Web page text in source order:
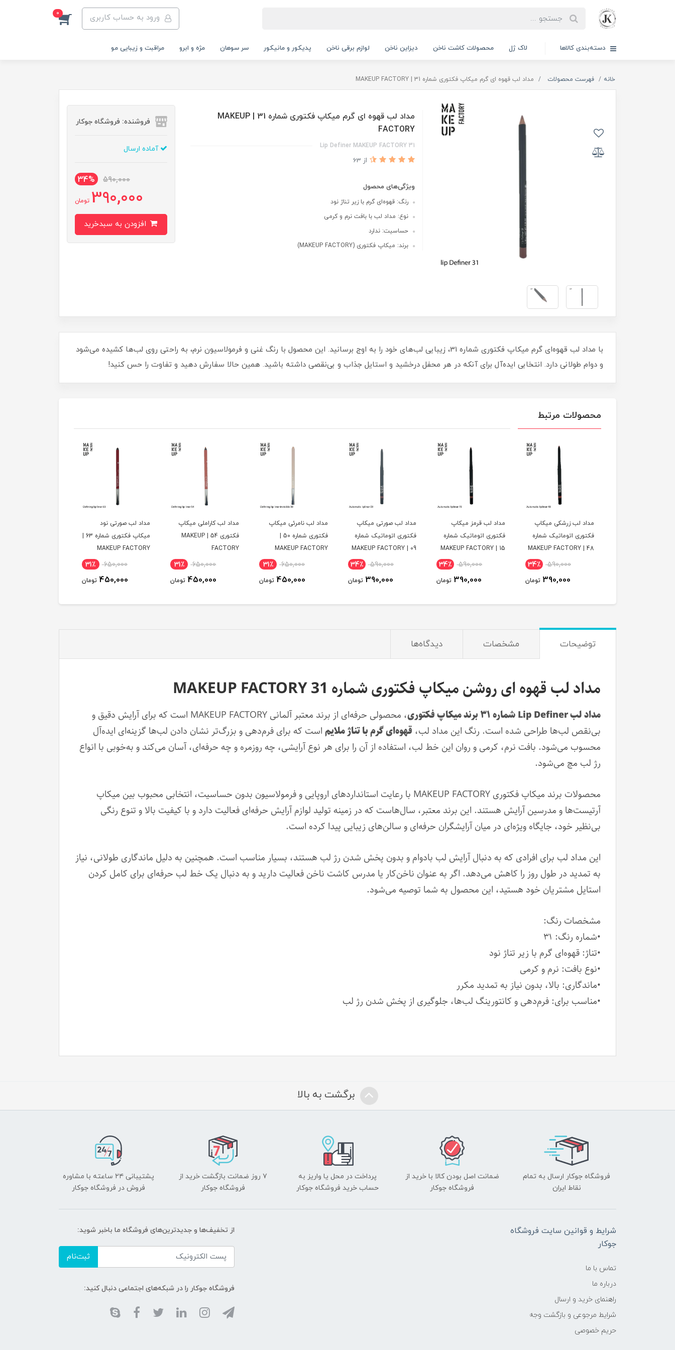
ورود به حساب کاربری 0
دسته‌بندی کالاها لاک ژل محصولات کاشت ناخن دیزاین ناخن لوازم برقی ناخن پدیکور و مانیکور سر سوهان مژه و ابرو مراقبت و زیبایی مو
خانه فهرست محصولات مداد لب قهوه ای گرم میکاپ فکتوری شماره 31 | MAKEUP FACTORY
مداد لب قهوه ای گرم میکاپ فکتوری شماره 31 | MAKEUP
FACTORY
Lip Definer MAKEUP FACTORY 31
از 63
ویژگی‌های محصول
رنگ: قهوه‌ای گرم با زیر تناژ نود
نوع: مداد لب با بافت نرم و کرمی
حساسیت: ندارد
برند: میکاپ فکتوری (MAKEUP FACTORY)
فروشنده: فروشگاه جوکار
آماده ارسال
590,000
34%
390,000 تومان
با مداد لب قهوه‌ای گرم میکاپ فکتوری شماره 31، زیبایی لب‌های خود را به اوج برسانید. این محصول با رنگ غنی و فرمولاسیون نرم، به راحتی روی لب‌ها کشیده می‌شود
و دوام طولانی دارد. انتخابی ایده‌آل برای آنکه در هر محفل درخشید و استایل جذاب و بی‌نقصی داشته باشید. همین حالا سفارش دهید و تفاوت را حس کنید!
محصولات مرتبط
مداد لب قرمز میکاپ
فکتوری اتوماتیک شماره
15 | MAKEUP FACTORY
590,000 34٪
390,000 تومان
مداد لب صورتی میکاپ
فکتوری اتوماتیک شماره
09 | MAKEUP FACTORY
590,000 34٪
390,000 تومان
مداد لب نامرئی میکاپ
فکتوری شماره 50 |
MAKEUP FACTORY
650,000 31٪
450,000 تومان
مداد لب کاراملی میکاپ
فکتوری 54 | MAKEUP
FACTORY
650,000 31٪
450,000 تومان
مداد لب صورتی نود
MAKEUP FACTORY
650,000 31٪
450,000 تومان
مداد لب شکلاتی گرم
میکاپ فکتوری شماره 91 |
MAKEUP FACTORY
650,000 31٪
450,000 تومان
توضیحات مشخصات دیدگاه‌ها
مداد لب قهوه ای روشن میکاپ فکتوری شماره 31 MAKEUP FACTORY
مداد لب Lip Definer شماره ۳۱ برند میکاپ فکتوری
، محصولی حرفه‌ای از برند معتبر آلمانی MAKEUP FACTORY است که برای آرایش دقیق و
بی‌نقص لب‌ها طراحی شده است. رنگ این مداد لب، قهوه‌ای گرم با تناژ ملایماست که برای فرم‌دهی و بزرگ‌تر نشان دادن لب‌ها گزینه‌ای ایده‌آل
محسوب می‌شود. بافت نرم، کرمی و روان این خط لب، استفاده از آن را برای هر نوع آرایشی، چه روزمره و چه حرفه‌ای، آسان می‌کند و به‌خوبی با انواع
رژ لب مچ می‌شود.
محصولات برند میکاپ فکتوری MAKEUP FACTORY با رعایت استانداردهای اروپایی و فرمولاسیون بدون حساسیت، انتخابی محبوب بین میکاپ
آرتیست‌ها و مدرسین آرایش هستند. این برند معتبر، سال‌هاست که در زمینه تولید لوازم آرایش حرفه‌ای فعالیت دارد و با کیفیت بالا و تنوع رنگی
بی‌نظیر خود، جایگاه ویژه‌ای در میان آرایشگران حرفه‌ای و سالن‌های زیبایی پیدا کرده است.
این مداد لب برای افرادی که به دنبال آرایش لب بادوام و بدون پخش شدن رژ لب هستند، بسیار مناسب است. همچنین به دلیل ماندگاری طولانی، نیاز
به تمدید در طول روز را کاهش می‌دهد. اگر به عنوان ناخن‌کار یا مدرس کاشت ناخن فعالیت دارید و به دنبال یک خط لب حرفه‌ای برای کامل کردن
استایل مشتریان خود هستید، این محصول به شما توصیه می‌شود.
مشخصات رنگ:
•شماره رنگ: ۳۱
•تناژ: قهوه‌ای گرم با زیر تناژ نود
•نوع بافت: نرم و کرمی
•ماندگاری: بالا، بدون نیاز به تمدید مکرر
•مناسب برای: فرم‌دهی و کانتورینگ لب‌ها، جلوگیری از پخش شدن رژ لب
برگشت به بالا
فروشگاه جوکار ارسال به تمام
نقاط ایران
ضمانت اصل بودن کالا با خرید از
فروشگاه جوکار
پرداخت در محل یا واریز به
حساب خرید فروشگاه جوکار
۷ روز ضمانت بازگشت خرید از
فروشگاه جوکار
پشتیبانی ۲۴ ساعته با مشاوره
فروش در فروشگاه جوکار
شرایط و قوانین سایت فروشگاه
جوکار
تماس با ما
درباره ما
راهنمای خرید و ارسال
شرایط مرجوعی و بازگشت وجه
حریم خصوصی
از تخفیف‌ها و جدیدترین‌های فروشگاه ما باخبر شوید:
ثبت‌نام
فروشگاه جوکار را در شبکه‌های اجتماعی دنبال کنید: